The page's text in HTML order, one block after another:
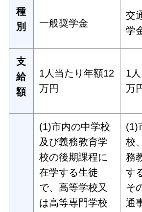
種
別
一般奨学金
交
学
支
給
額
1人当たり年額12
万円
1
万
(1)市内の中学校
及び義務教育学
校の後期課程に
在学する生徒
で、高等学校又
は高等専門学校
(1)
校
務
す
そ
通